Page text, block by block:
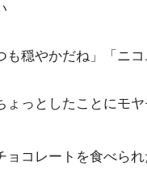
も穏やかだね」「ニ
ょっとしたことにモ
ョコレートを食べら